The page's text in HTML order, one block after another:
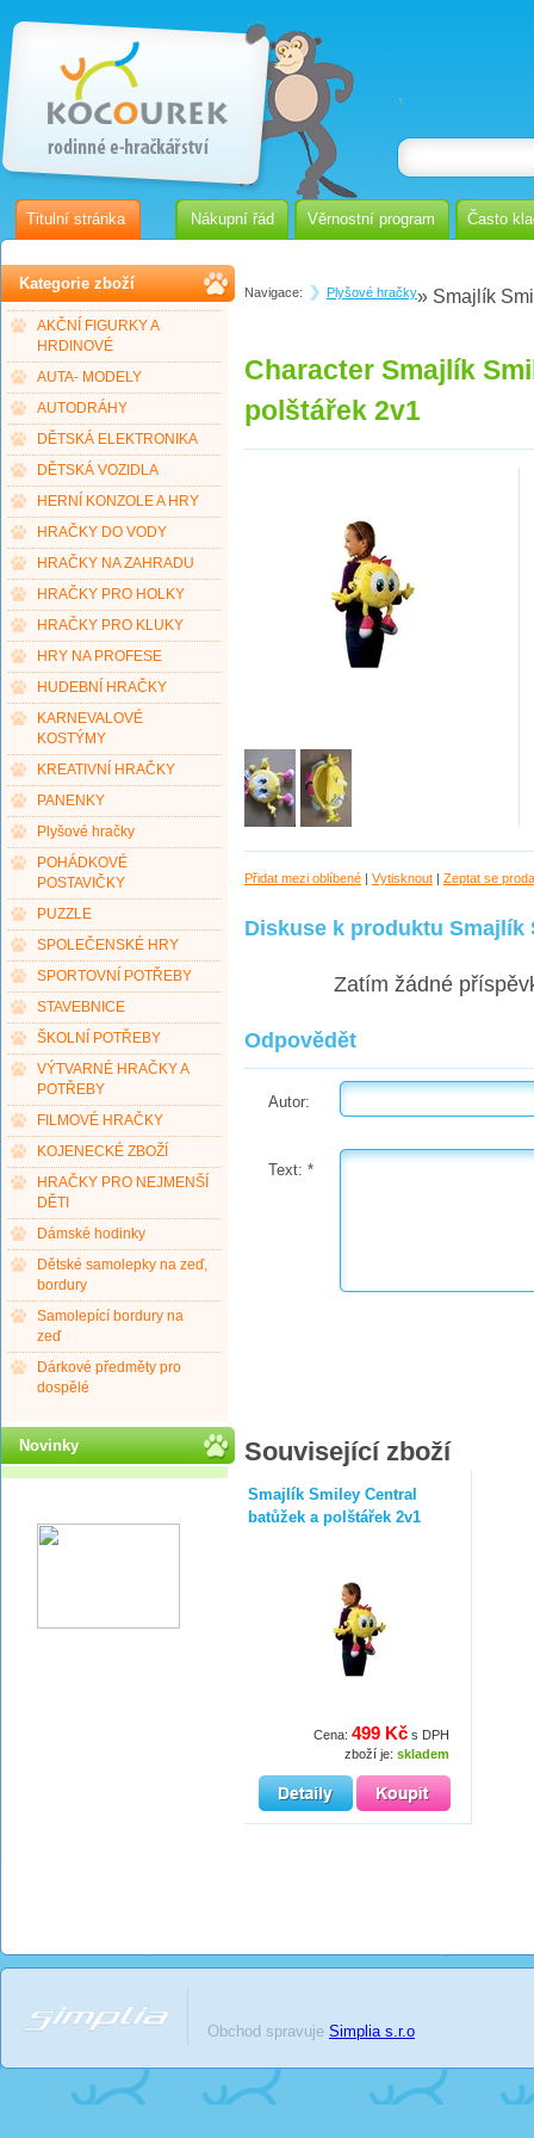
Titulní stránka Nákupní řád Věrnostní program Často
Kategorie zboží
AKČNÍ FIGURKY A
HRDINOVÉ
AUTA- MODELY
AUTODRÁHY
DĚTSKÁ ELEKTRONIKA
DĚTSKÁ VOZIDLA
HERNÍ KONZOLE A HRY
HRAČKY DO VODY
HRAČKY NA ZAHRADU
HRAČKY PRO HOLKY
HRAČKY PRO KLUKY
HRY NA PROFESE
HUDEBNÍ HRAČKY
KARNEVALOVÉ
KOSTÝMY
KREATIVNÍ HRAČKY
PANENKY
Plyšové hračky
POHÁDKOVÉ
POSTAVIČKY
PUZZLE
SPOLEČENSKÉ HRY
SPORTOVNÍ POTŘEBY
STAVEBNICE
ŠKOLNÍ POTŘEBY
VÝTVARNÉ HRAČKY A
POTŘEBY
FILMOVÉ HRAČKY
KOJENECKÉ ZBOŽÍ
HRAČKY PRO NEJMENŠÍ
DĚTI
Dámské hodinky
Dětské samolepky na zeď,
bordury
Samolepící bordury na
zeď
Dárkové předměty pro
dospělé
Novinky
Navigace: Plyšové hračky» Smajlík
Character Smajlík
polštářek 2v1
Přidat mezi oblíbené | Vytisknout | Zeptat se
Diskuse k produktu Smajlík
Zatím žádné
Odpovědět
Autor:
Text: *
Související zboží
Smajlík Smiley Central
batůžek a polštářek 2v1
Cena: 499 Kč s DPH
zboží je: skladem
Obchod spravuje Simplia s.r.o